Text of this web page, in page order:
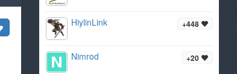
+448
HiylinLink
+20
Nimrod